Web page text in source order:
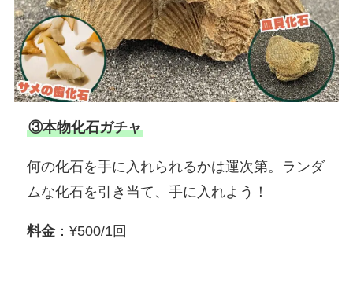
③本物化石ガチャ
何の化石を手に入れられるかは運次第。ランダ
ムな化石を引き当て、手に入れよう！
料金 ：¥500/1回